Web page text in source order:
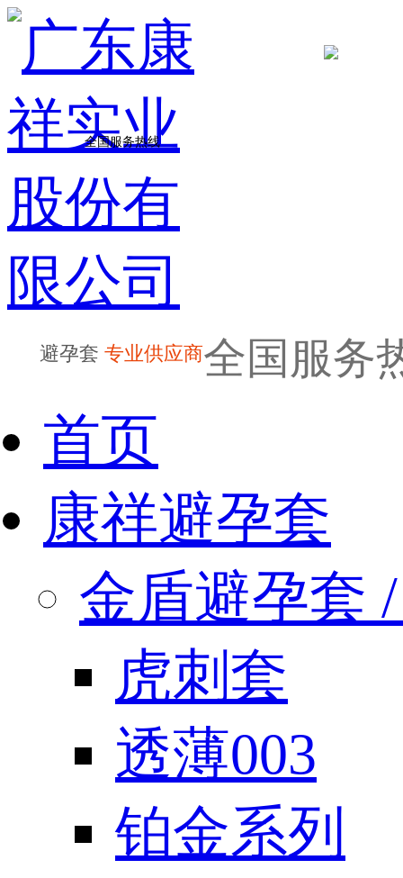
避孕套 专业供应商全国服务
首页
康祥避孕套
金盾避孕套
虎刺套
透薄003
铂金系列
全国服务热线